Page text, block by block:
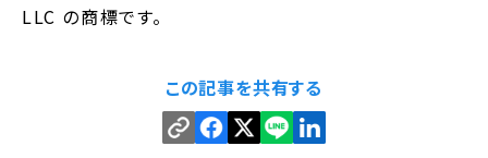
LLC の商標です。
この記事を共有する